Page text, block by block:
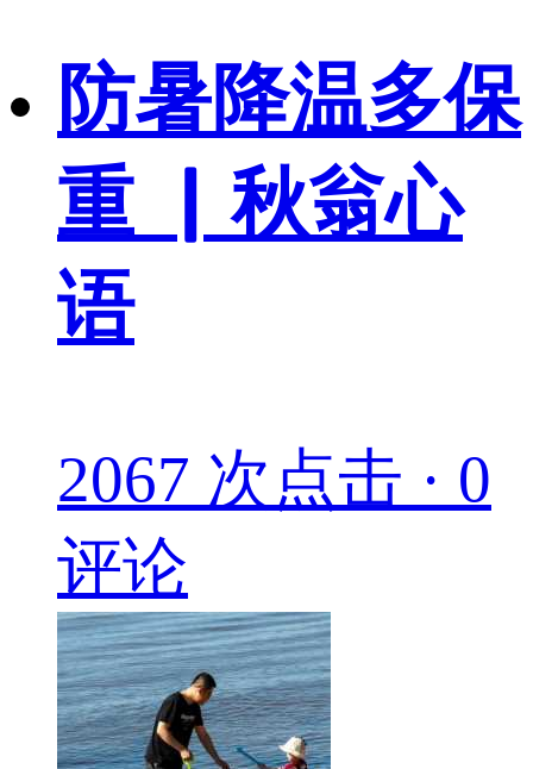
防暑降温多保
重 ▏秋翁心
语
2067 次点击 · 0
评论